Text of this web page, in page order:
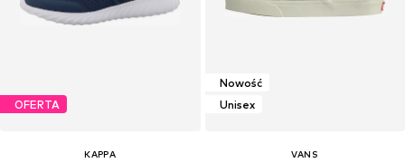
OFERTA
KAPPA
Nowość
Unisex
VANS